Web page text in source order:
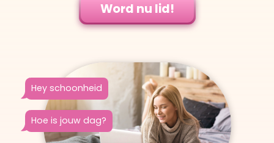
Word nu lid!
Hey schoonheid
Hoe is jouw dag?